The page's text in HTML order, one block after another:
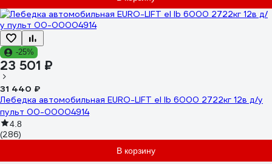
-25%
23 501 ₽
31 440 ₽
Лебедка автомобильная EURO-LIFT el lb 6000 2722кг 12в д/у
пульт 00-00004914
4.8
(286)
В корзину